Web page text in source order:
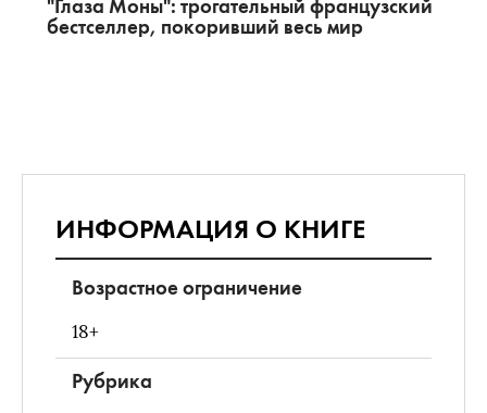
"Глаза Моны": трогательный французский
бестселлер, покоривший весь мир
ИНФОРМАЦИЯ О КНИГЕ
Возрастное ограничение
18+
Рубрика